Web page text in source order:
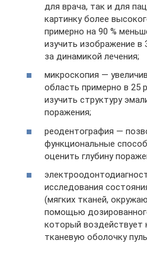
для врача, так и для
картинку более
примерно на 90 %
изучить изображение
за динамикой лечения;
микроскопия —
область примерно в 25
изучить структуру
поражения;
реодентография —
функциональные
оценить глубину
исследования
(мягких тканей,
помощью
который воздействует
тканевую оболочку